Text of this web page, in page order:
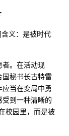
义：是被时代
者。在活动现
秘书长古特雷
当在变局中勇
到一种清晰的
校园里，而是被